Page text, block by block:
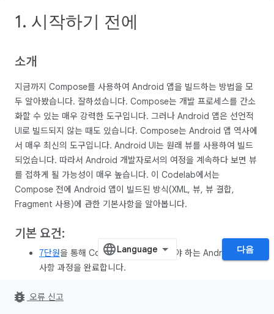
1. 시작하기 전에
소개
지금까지 Compose를 사용하여 Android 앱을 빌드하는 방법을 모
두 알아봤습니다. 잘하셨습니다. Compose는 개발 프로세스를 간소
화할 수 있는 매우 강력한 도구입니다. 그러나 Android 앱은 선언적
UI로 빌드되지 않는 때도 있습니다. Compose는 Android 앱 역사에
서 매우 최신의 도구입니다. Android UI는 원래 뷰를 사용하여 빌드
되었습니다. 따라서 Android 개발자로서의 여정을 계속하다 보면 뷰
를 접하게 될 가능성이 매우 높습니다. 이 Codelab에서는
Compose 전에 Android 앱이 빌드된 방식(XML, 뷰, 뷰 결합,
Fragment 사용)에 관한 기본사항을 알아봅니다.
기본 요건:
7단원을 통해 Compose 사용 시 알아야 하는 Android 기본
사항 과정을 완료합니다.
필요한 항목
다음
bug_report 오류 신고